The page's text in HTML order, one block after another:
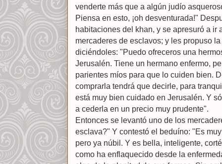
venderte más que a algún judío
Piensa en esto, ¡oh desventurada!"
habitaciones del khan, y se apresuró a ir
mercaderes de esclavos; y les propuso
diciéndoles: "Puedo ofreceros una
Jerusalén. Tiene un hermano enfermo,
parientes míos para que lo cuiden bien.
comprarla tendrá que decirle, para
está muy bien cuidado en Jerusalén. Y
a cederla en un precio muy prudente".
Entonces se levantó uno de los
esclava?" Y contestó el beduíno: "Es
pero ya núbil. Y es bella, inteligente,
como ha enflaquecido desde la